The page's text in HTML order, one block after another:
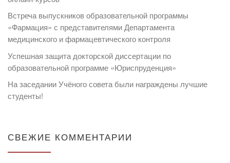
Встреча выпускников образовательной программы
«Фармация» с представителями Департамента
медицинского и фармацевтического контроля
Успешная защита докторской диссертации по
образовательной программе «Юриспруденция»
На заседании Учёного совета были награждены лучшие
студенты!
СВЕЖИЕ КОММЕНТАРИИ